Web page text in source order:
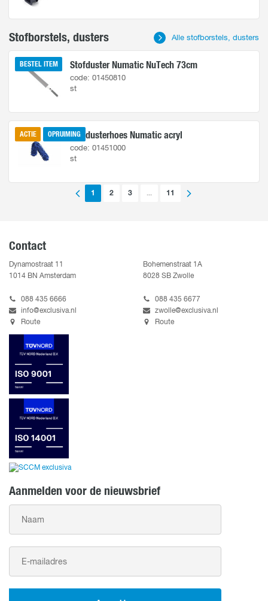
Stofborstels, dusters Alle stofborstels, dusters
BESTEL ITEM Stofduster Numatic NuTech 73cm
code: 01450810
st
ACTIE OPRUIMINGStofdusterhoes Numatic acryl
code: 01451000
st
1 2 3 ... 11
Contact
Dynamostraat 11
1014 BN Amsterdam
088 435 6666
info@exclusiva.nl
Route
Bohemenstraat 1A
8028 SB Zwolle
088 435 6677
zwolle@exclusiva.nl
Route
Aanmelden voor de nieuwsbrief